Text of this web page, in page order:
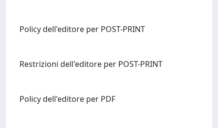
Policy dell'editore per POST-PRINT
Restrizioni dell'editore per POST-PRINT
Policy dell'editore per PDF